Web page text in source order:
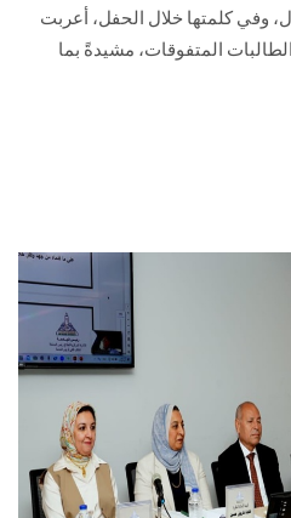
وفي كلمتها خلال الحفل، أعربت
المتفوقات، مشيدةً بما